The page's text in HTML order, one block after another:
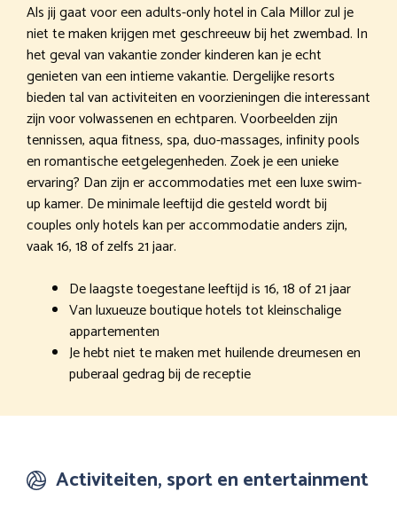
Als jij gaat voor een adults-only hotel in Cala Millor zul je
niet te maken krijgen met geschreeuw bij het zwembad. In
het geval van vakantie zonder kinderen kan je echt
genieten van een intieme vakantie. Dergelijke resorts
bieden tal van activiteiten en voorzieningen die interessant
zijn voor volwassenen en echtparen. Voorbeelden zijn
tennissen, aqua fitness, spa, duo-massages, infinity pools
en romantische eetgelegenheden. Zoek je een unieke
ervaring? Dan zijn er accommodaties met een luxe swim-
up kamer. De minimale leeftijd die gesteld wordt bij
couples only hotels kan per accommodatie anders zijn,
vaak 16, 18 of zelfs 21 jaar.
De laagste toegestane leeftijd is 16, 18 of 21 jaar
Van luxueuze boutique hotels tot kleinschalige
appartementen
Je hebt niet te maken met huilende dreumesen en
puberaal gedrag bij de receptie
Activiteiten, sport en entertainment